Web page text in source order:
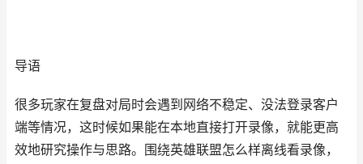
导语
很多玩家在复盘对局时会遇到网络不稳定、没法登录客户
端等情况，这时候如果能在本地直接打开录像，就能更高
效地研究操作与思路。围绕英雄联盟怎么样离线看录像，